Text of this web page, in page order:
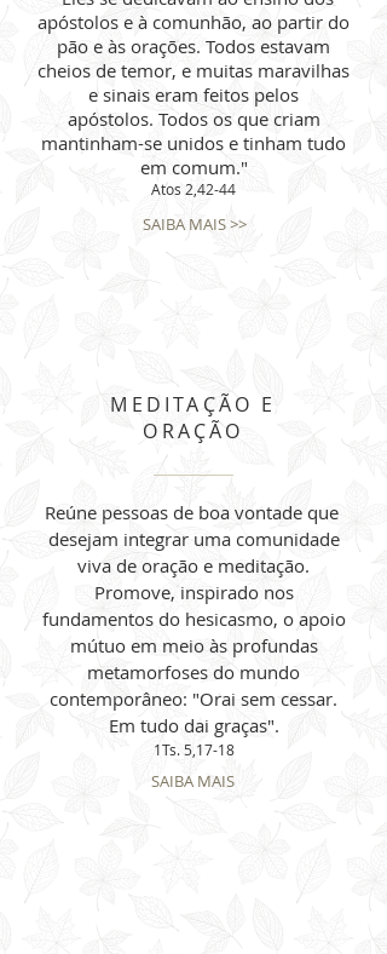
apóstolos e à comunhão, ao partir do
pão e às orações. Todos estavam
cheios de temor, e muitas maravilhas
e sinais eram feitos pelos
apóstolos. Todos os que criam
mantinham-se unidos e tinham tudo
em comum."
Atos 2,42-44
SAIBA MAIS >>
MEDITAÇÃO E
ORAÇÃO
Reúne pessoas de boa vontade que
desejam integrar uma comunidade
viva de oração e meditação.
Promove, inspirado nos
fundamentos do hesicasmo, o apoio
mútuo em meio às profundas
metamorfoses do mundo
contemporâneo: "Orai sem cessar.
Em tudo dai graças".
1Ts. 5,17-18
SAIBA MAIS